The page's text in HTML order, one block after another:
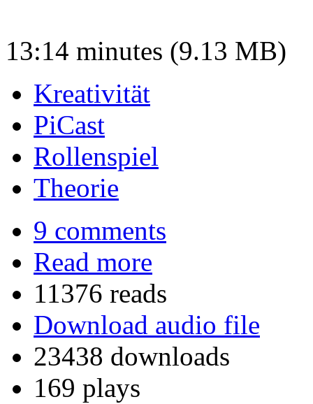
13:14 minutes (9.13 MB)
Kreativität
PiCast
Rollenspiel
Theorie
9 comments
Read more
11376 reads
Download audio file
23438 downloads
169 plays